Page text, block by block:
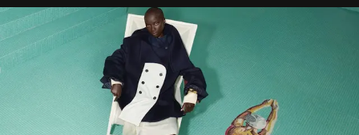
un’impronta indelebile nella storia della moda.